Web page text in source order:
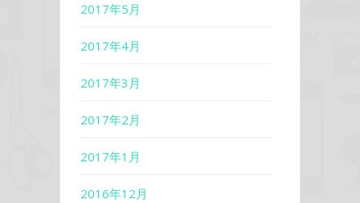
2017年5月
2017年4月
2017年3月
2017年2月
2017年1月
2016年12月